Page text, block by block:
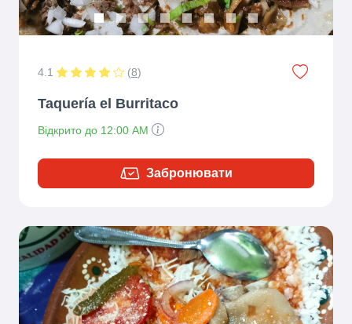
4.1 (8)
Taquería el Burritaco
Відкрито до 12:00 AM
Забронювати